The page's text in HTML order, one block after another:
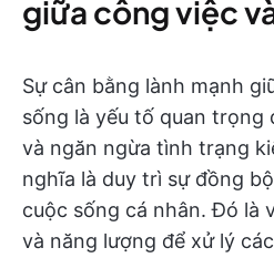
giữa công việc
Sự cân bằng lành mạnh
sống là yếu tố quan trọng
và ngăn ngừa tình trạng
nghĩa là duy trì sự đồng
cuộc sống cá nhân. Đó là
và năng lượng để xử lý